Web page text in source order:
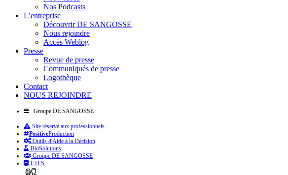
Nos Podcasts
L’entreprise
Découvrir DE SANGOSSE
Nous rejoindre
Accès Weblog
Presse
Revue de presse
Communiqués de presse
Logothèque
Contact
NOUS REJOINDRE
Groupe DE SANGOSSE
Site réservé aux professionnels
PositiveProduction
Outils d'Aide à la Décision
BioSolutions
Groupe DE SANGOSSE
F.D.S.